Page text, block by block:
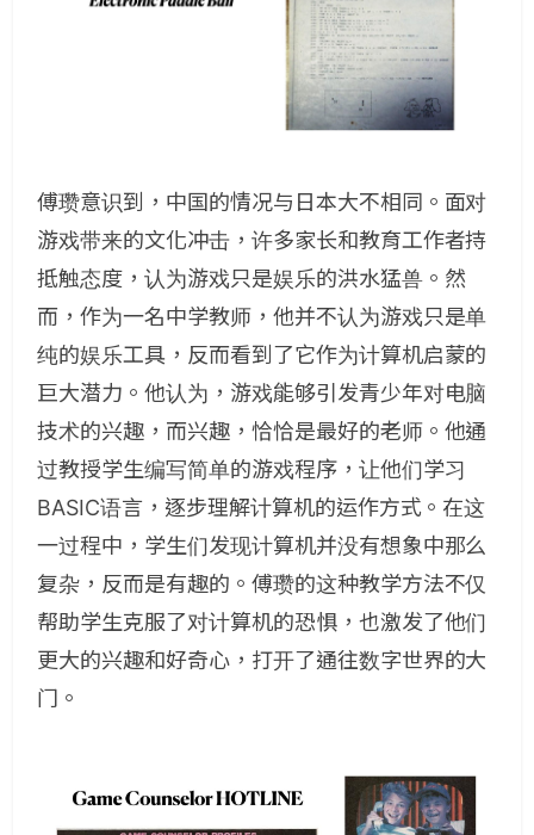
傅瓒意识到，中国的情况与日本大不相同。面对
游戏带来的文化冲击，许多家长和教育工作者持
抵触态度，认为游戏只是娱乐的洪水猛兽。然
而，作为一名中学教师，他并不认为游戏只是单
纯的娱乐工具，反而看到了它作为计算机启蒙的
巨大潜力。他认为，游戏能够引发青少年对电脑
技术的兴趣，而兴趣，恰恰是最好的老师。他通
过教授学生编写简单的游戏程序，让他们学习
BASIC语言，逐步理解计算机的运作方式。在这
一过程中，学生们发现计算机并没有想象中那么
复杂，反而是有趣的。傅瓒的这种教学方法不仅
帮助学生克服了对计算机的恐惧，也激发了他们
更大的兴趣和好奇心，打开了通往数字世界的大
门。